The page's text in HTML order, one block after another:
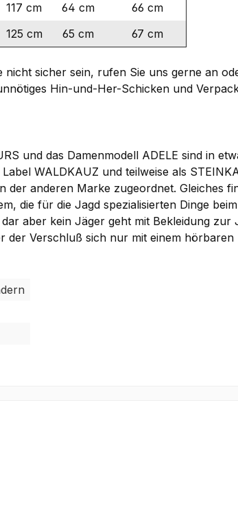
117 cm 64 cm
66 cm
125 cm 65 cm 67 cm
sicher sein, rufen Sie uns gerne an
Hin-und-Her-Schicken und
und das Damenmodell ADELE sind in
WALDKAUZ und teilweise als
anderen Marke zugeordnet. Gleiches
die für die Jagd spezialisierten Dinge
aber kein Jäger geht mit Bekleidung
der Verschluß sich nur mit einem